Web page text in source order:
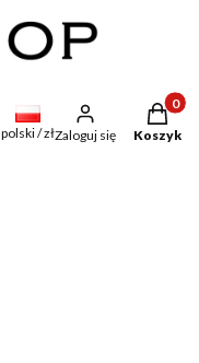
polski / złZaloguj się Koszyk